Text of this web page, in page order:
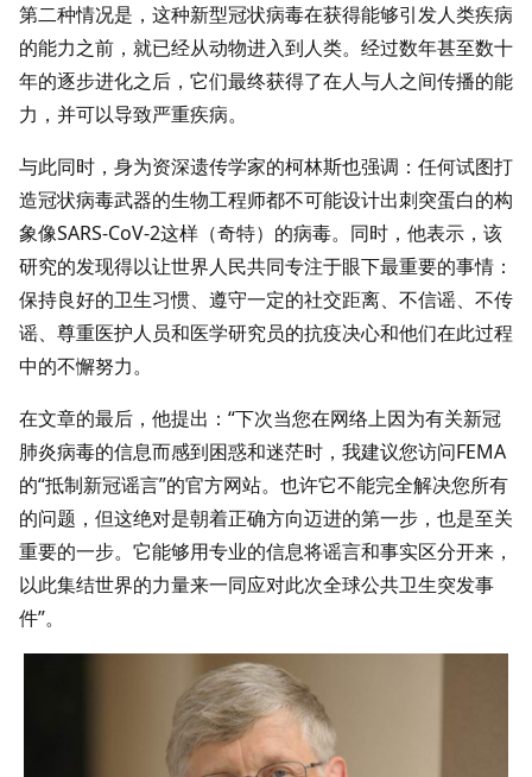
第二种情况是，这种新型冠状病毒在获得能够引发人类疾病
的能力之前，就已经从动物进入到人类。经过数年甚至数十
年的逐步进化之后，它们最终获得了在人与人之间传播的能
力，并可以导致严重疾病。
与此同时，身为资深遗传学家的柯林斯也强调：任何试图打
造冠状病毒武器的生物工程师都不可能设计出刺突蛋白的构
象像SARS-CoV-2这样（奇特）的病毒。同时，他表示，该
研究的发现得以让世界人民共同专注于眼下最重要的事情：
保持良好的卫生习惯、遵守一定的社交距离、不信谣、不传
谣、尊重医护人员和医学研究员的抗疫决心和他们在此过程
中的不懈努力。
在文章的最后，他提出：“下次当您在网络上因为有关新冠
肺炎病毒的信息而感到困惑和迷茫时，我建议您访问FEMA
的“抵制新冠谣言”的官方网站。也许它不能完全解决您所有
的问题，但这绝对是朝着正确方向迈进的第一步，也是至关
重要的一步。它能够用专业的信息将谣言和事实区分开来，
以此集结世界的力量来一同应对此次全球公共卫生突发事
件”。